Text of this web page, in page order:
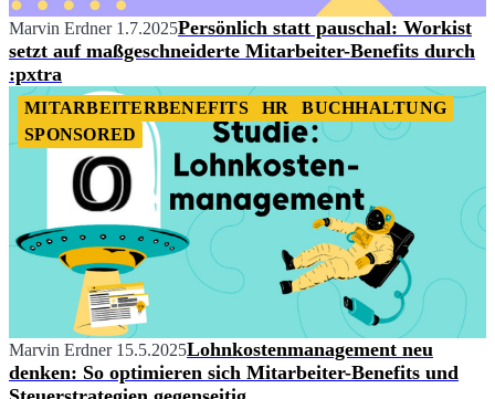
Marvin Erdner 1.7.2025Persönlich statt pauschal: Workist
setzt auf maßgeschneiderte Mitarbeiter-Benefits durch
:pxtra
MITARBEITERBENEFITS HR
BUCHHALTUNG
SPONSORED
Marvin Erdner 15.5.2025Lohnkostenmanagement neu
denken: So optimieren sich Mitarbeiter-Benefits und